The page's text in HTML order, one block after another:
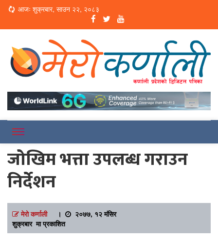
Loading...
आजः शुक्रबार, साउन २२, २०८३
Merokarnali
जोखिम भत्ता उपलब्ध गराउन
निर्देशन
मेरो कर्णाली।
२०७७, १२ मंसिर
शुक्रबार मा प्रकाशित